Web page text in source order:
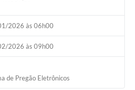
2026 às 06h00
2026 às 09h00
de Pregão Eletrônicos